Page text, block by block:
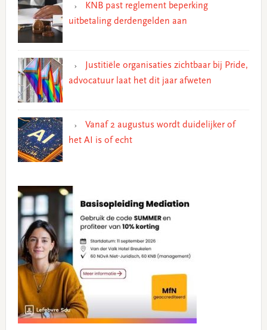
KNB past reglement beperking
uitbetaling derdengelden aan
Justitiële organisaties zichtbaar bij Pride,
advocatuur laat het dit jaar afweten
Vanaf 2 augustus wordt duidelijker of
het AI is of echt